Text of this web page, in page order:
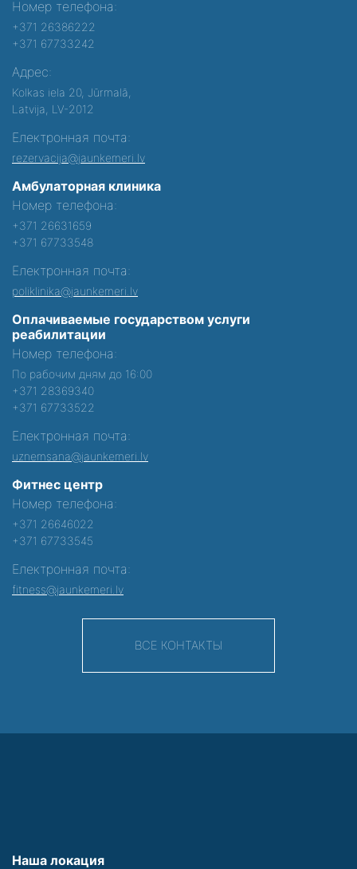
Номер телефона:
+371 26386222
+371 67733242
Адрес:
Kolkas iela 20, Jūrmalā,
Latvija, LV-2012
Електронная почта:
rezervacija@jaunkemeri.lv
Амбулаторная клиника
Номер телефона:
+371 26631659
+371 67733548
Електронная почта:
poliklinika@jaunkemeri.lv
Оплачиваемые государством услуги
реабилитации
Номер телефона:
По рабочим дням до 16:00
+371 28369340
+371 67733522
Електронная почта:
uznemsana@jaunkemeri.lv
Фитнес центр
Номер телефона:
+371 26646022
+371 67733545
Електронная почта:
fitness@jaunkemeri.lv
ВСЕ КОНТАКТЫ
Наша локация